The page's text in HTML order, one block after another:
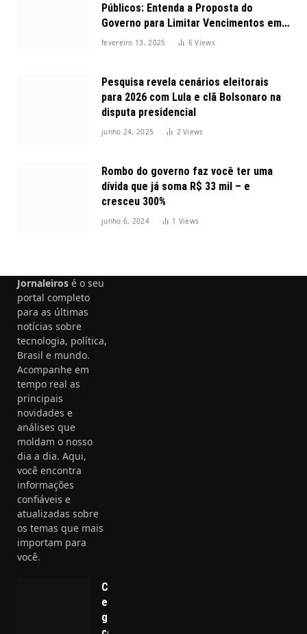
Públicos: Entenda a Proposta do
Governo para Limitar Vencimentos em
2025
fevereiro 13, 2025 6Views
Pesquisa revela cenários eleitorais
para 2026 com Lula e clã Bolsonaro na
disputa presidencial
junho 24, 2025 2Views
Rombo do governo faz você ter uma
dívida que já soma R$ 33 mil – e
cresceu 300%
junho 6, 2024 1 Views
Jornaleiros é o seu
portal completo
para as últimas
notícias sobre
tecnologia, política,
Brasil e mundo.
Acompanhe em
tempo real as
principais
novidades e
análises que
moldam o nosso
dia a dia. Aqui,
você encontra
informações
confiáveis e
atualizadas sobre
os temas que mais
importam para
você.
Consultoria
em
governança